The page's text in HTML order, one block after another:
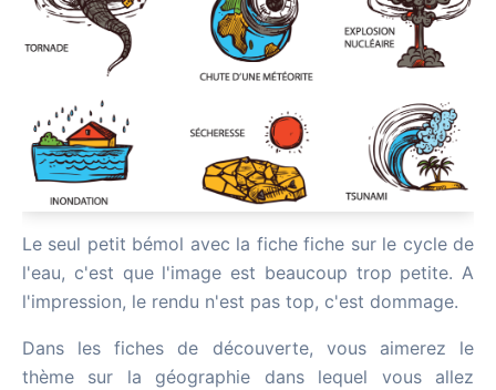
Le seul petit bémol avec la fiche fiche sur le cycle de
l'eau, c'est que l'image est beaucoup trop petite. A
l'impression, le rendu n'est pas top, c'est dommage.
Dans les fiches de découverte, vous aimerez le
thème sur la géographie dans lequel vous allez